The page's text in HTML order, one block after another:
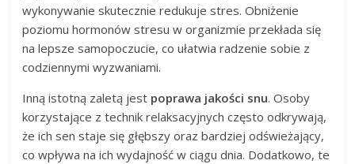
wykonywanie skutecznie redukuje stres. Obniżenie
poziomu hormonów stresu w organizmie przekłada się
na lepsze samopoczucie, co ułatwia radzenie sobie z
codziennymi wyzwaniami.
Inną istotną zaletą jest poprawa jakości snu. Osoby
korzystające z technik relaksacyjnych często odkrywają,
że ich sen staje się głębszy oraz bardziej odświeżający,
co wpływa na ich wydajność w ciągu dnia. Dodatkowo, te